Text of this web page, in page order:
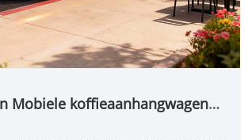
Mobiele koffieaanhangwagen